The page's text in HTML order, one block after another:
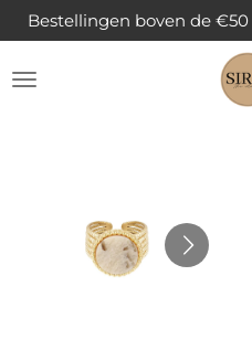
Ga
direct
naar
Bestellingen boven de